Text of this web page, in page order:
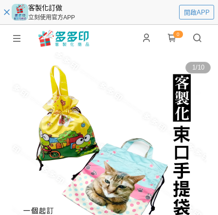
客製化訂做
立刻使用官方APP
開啟APP
0
1/10